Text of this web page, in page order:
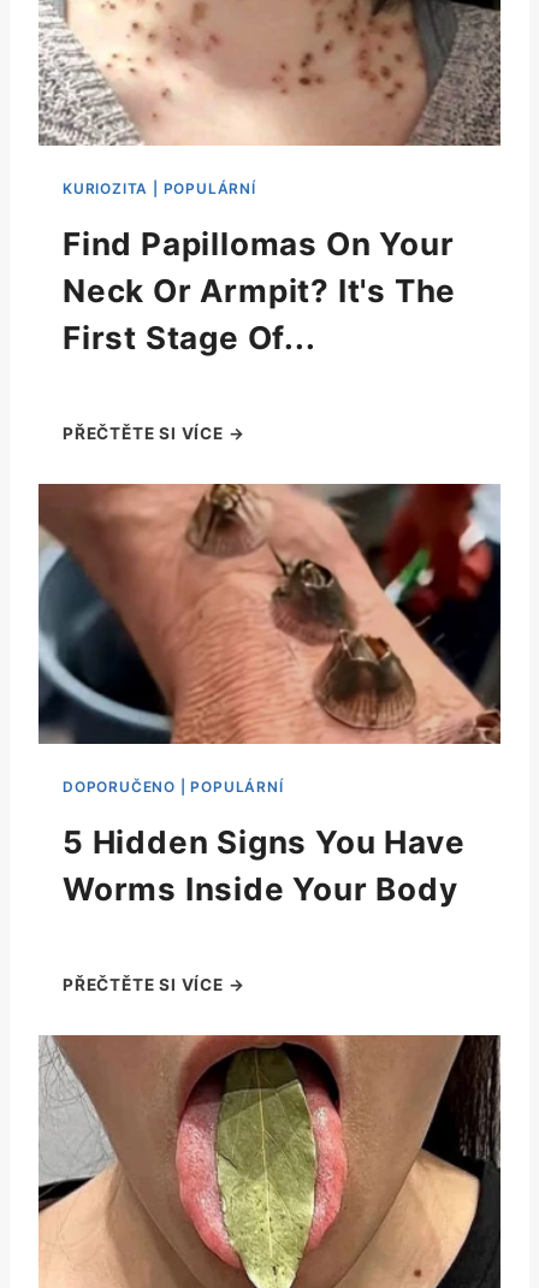
Find Papillomas On Your
Neck Or Armpit? It's The
First Stage Of...
5 Hidden Signs You Have
Worms Inside Your Body